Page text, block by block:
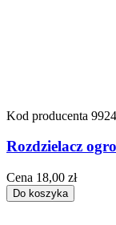
Kod producenta
Rozdzielacz
Cena 18,00 zł
Do koszyka